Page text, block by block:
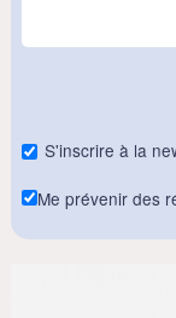
S'inscrire à la
Me prévenir des